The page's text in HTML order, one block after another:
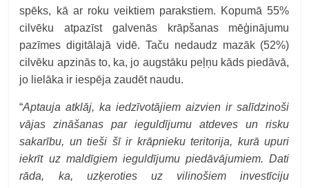
spēks, kā ar roku veiktiem parakstiem. Kopumā 55%
cilvēku atpazīst galvenās krāpšanas mēģinājumu
pazīmes digitālajā vidē. Taču nedaudz mazāk (52%)
cilvēku apzinās to, ka, jo augstāku peļņu kāds piedāvā,
jo lielāka ir iespēja zaudēt naudu.
“Aptauja atklāj, ka iedzīvotājiem aizvien ir salīdzinoši
vājas zināšanas par ieguldījumu atdeves un risku
sakarību, un tieši šī ir krāpnieku teritorija, kurā upuri
iekrīt uz maldīgiem ieguldījumu piedāvājumiem. Dati
rāda, ka, uzķeroties uz vilinošiem investīciju